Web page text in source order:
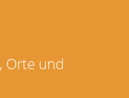
Orte und